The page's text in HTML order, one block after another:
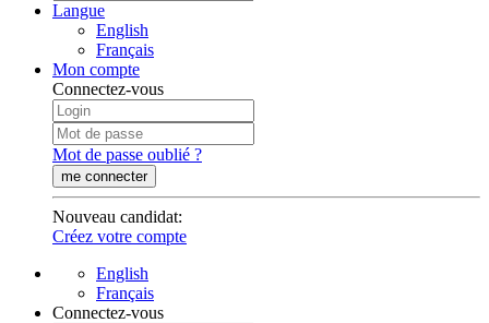
Langue
English
Français
Mon compte
Connectez-vous
Mot de passe oublié ?
me connecter
Nouveau candidat:
Créez votre compte
English
Français
Connectez-vous